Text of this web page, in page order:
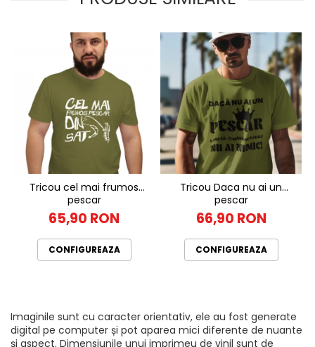
Tricou cel mai frumos
pescar
65,90 RON
CONFIGUREAZA
Tricou Daca nu ai un
pescar
66,90 RON
CONFIGUREAZA
Imaginile sunt cu caracter orientativ, ele au fost generate
digital pe computer și pot aparea mici diferente de nuante
și aspect. Dimensiunile unui imprimeu de vinil sunt de